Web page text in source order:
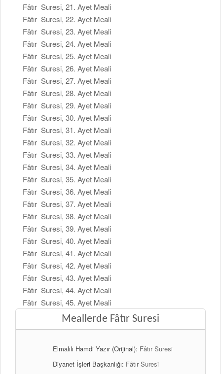
Fâtır Suresi, 21. Ayet Meali
Fâtır Suresi, 22. Ayet Meali
Fâtır Suresi, 23. Ayet Meali
Fâtır Suresi, 24. Ayet Meali
Fâtır Suresi, 25. Ayet Meali
Fâtır Suresi, 26. Ayet Meali
Fâtır Suresi, 27. Ayet Meali
Fâtır Suresi, 28. Ayet Meali
Fâtır Suresi, 29. Ayet Meali
Fâtır Suresi, 30. Ayet Meali
Fâtır Suresi, 31. Ayet Meali
Fâtır Suresi, 32. Ayet Meali
Fâtır Suresi, 33. Ayet Meali
Fâtır Suresi, 34. Ayet Meali
Fâtır Suresi, 35. Ayet Meali
Fâtır Suresi, 36. Ayet Meali
Fâtır Suresi, 37. Ayet Meali
Fâtır Suresi, 38. Ayet Meali
Fâtır Suresi, 39. Ayet Meali
Fâtır Suresi, 40. Ayet Meali
Fâtır Suresi, 41. Ayet Meali
Fâtır Suresi, 42. Ayet Meali
Fâtır Suresi, 43. Ayet Meali
Fâtır Suresi, 44. Ayet Meali
Fâtır Suresi, 45. Ayet Meali
Meallerde Fâtır Suresi
Elmalılı Hamdi Yazır (Orijinal): Fâtır Suresi
Diyanet İşleri Başkanlığı: Fâtır Suresi